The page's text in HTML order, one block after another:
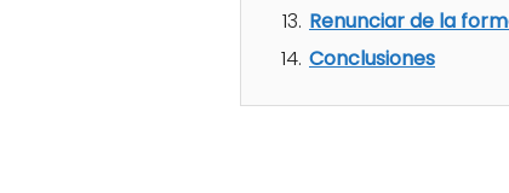
Renunciar de la
Conclusiones